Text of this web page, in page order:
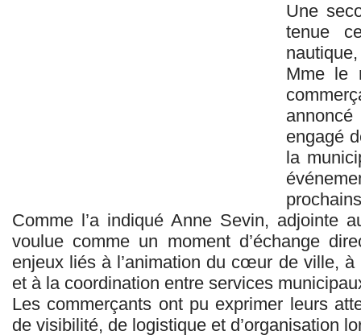
Une
tenue
Mme le
engagé
la
Comme l’a indiqué Anne Sevin, adjointe
voulue comme un moment d’échange
enjeux liés à l’animation du cœur de ville,
et à la coordination entre services
Les commerçants ont pu exprimer leurs
de visibilité, de logistique et d’organisation